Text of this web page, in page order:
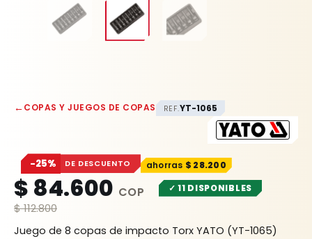
←COPAS Y JUEGOS DE COPAS REF.YT-1065
−25% DE DESCUENTO $ 28.200
$112.800
$ 84.600 ✓ 11 DISPONIBLES
Juego de 8 copas de impacto Torx YATO (YT-1065)